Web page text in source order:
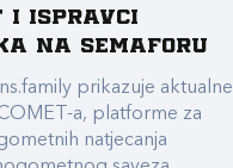
i ispravci
na Semaforu
prikazuje aktualne
a, platforme za
natjecanja